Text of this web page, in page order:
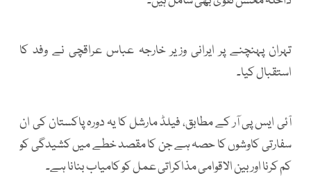
تہران پہنچنے پر ایرانی وزیر خارجہ عباس عراقچی نے وفد کا
استقبال کیا۔
آئی ایس پی آر کے مطابق، فیلڈ مارشل کا یہ دورہ پاکستان کی ان
سفارتی کاوشوں کا حصہ ہے جن کا مقصد خطے میں کشیدگی کو
کم کرنا اور بین الاقوامی مذاکراتی عمل کو کامیاب بنانا ہے۔